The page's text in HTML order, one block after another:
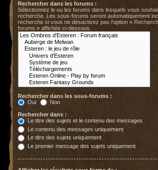
Rechercher dans les forums :
Sélectionnez le ou les forums dans lesquels vous
recherche. Les sous-forums seront automatiquement
recherche si vous ne désactivez pas l’option «
forums » affichée ci-dessous.
Rechercher dans les sous-forums :
Oui
Non
Rechercher dans :
Le titre des sujets et le contenu des messages
Le contenu des messages uniquement
Le titre des sujets uniquement
Le premier message des sujets uniquement